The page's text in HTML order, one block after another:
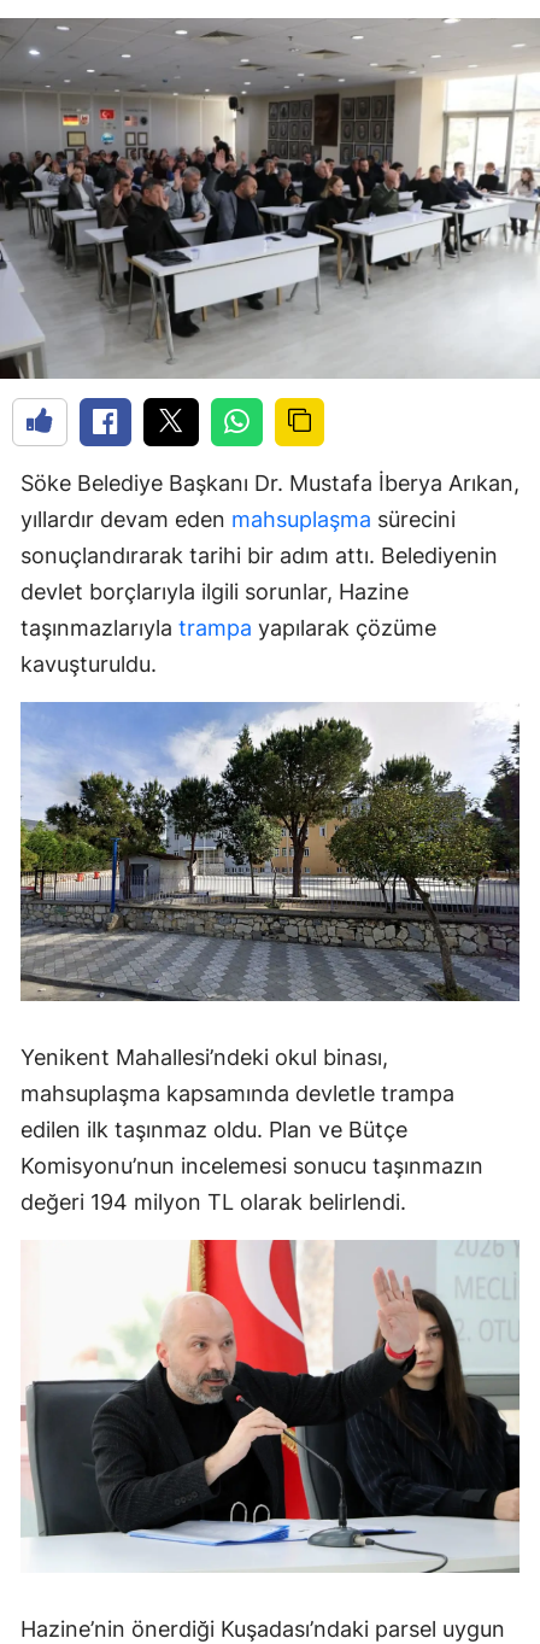
Söke Belediye Başkanı Dr. Mustafa İberya Arıkan,
yıllardır devam eden mahsuplaşma sürecini
sonuçlandırarak tarihi bir adım attı. Belediyenin
devlet borçlarıyla ilgili sorunlar, Hazine
taşınmazlarıyla trampa yapılarak çözüme
kavuşturuldu.
Yenikent Mahallesi’ndeki okul binası,
mahsuplaşma kapsamında devletle trampa
edilen ilk taşınmaz oldu. Plan ve Bütçe
Komisyonu’nun incelemesi sonucu taşınmazın
değeri 194 milyon TL olarak belirlendi.
Hazine’nin önerdiği Kuşadası’ndaki parsel uygun